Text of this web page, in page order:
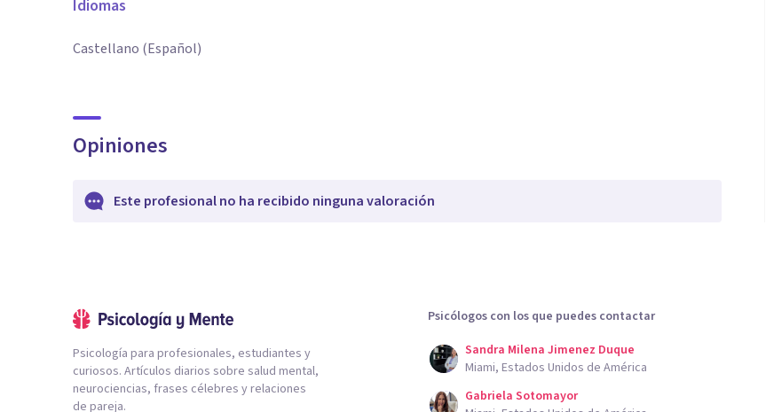
Idiomas
Castellano (Español)
Opiniones
Este profesional no ha recibido ninguna valoración
Psicología para profesionales, estudiantes y
curiosos. Artículos diarios sobre salud mental,
neurociencias, frases célebres y relaciones
de pareja.
Psicólogos con los que puedes contactar
Sandra Milena Jimenez Duque
Miami, Estados Unidos de América
Gabriela Sotomayor